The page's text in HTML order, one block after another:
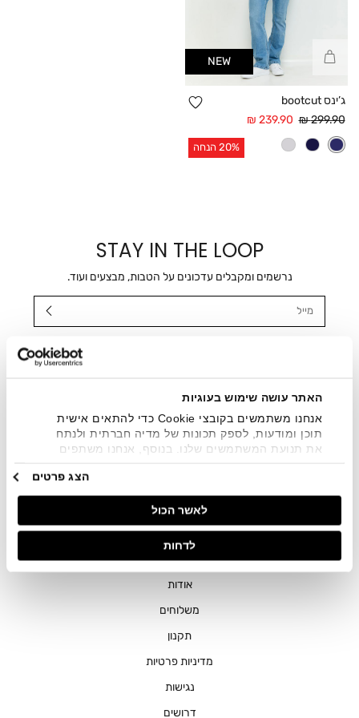
האתר עושה שימוש בעוגיות
אנחנו משתמשים בקובצי Cookie כדי להתאים אישית
תוכן ומודעות, לספק תכונות של מדיה חברתית ולנתח
את תנועת המשתמשים שלנו. בנוסף, אנחנו משתפים
מתחומי המדיה החברתית, הפרסום וניתוח הנתונים.
גורמים אלה עשויים לשלב את הנתונים האלה עם מידע
אחר שסיפקתם או שהם אספו בעקבות השימוש שעשיתם
בשירותים שלהם.
הצג פרטים
לאשר הכול
לדחות
NEW
קנייה
מהירה
ג’ינס bootcut
הוספה
מחיר
הנחה
239.90 ₪
מחיר
רגיל
299.90 ₪
20% הנחה
STAY IN THE LOOP
נרשמים ומקבלים עדכונים על הטבות, מבצעים ועוד.
אני מאשר/ת ומסכימ/ה לקבלת דיוור ישיר, הודעות ופרסומים
שיווקיים בכלל פרטי הקשר המצויים בידי החברה ובכלל זה דוא"ל
חנויות
שירות לקוחות
ההזמנות שלי
אודות
משלוחים
תקנון
מדיניות פרטיות
נגישות
דרושים